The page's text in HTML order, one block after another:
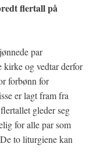
flertall på
par
og vedtar derfor
forbønn for
er lagt fram fra
gleder seg
for alle par som
to liturgiene kan